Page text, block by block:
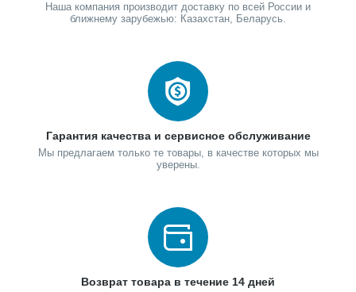
Наша компания производит доставку по всей России и
ближнему зарубежью: Казахстан, Беларусь.
Гарантия качества и сервисное обслуживание
Мы предлагаем только те товары, в качестве которых мы
уверены.
Возврат товара в течение 14 дней